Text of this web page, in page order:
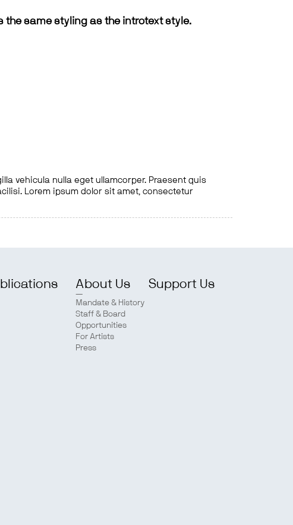
the same styling as the introtext style.
vehicula nulla eget ullamcorper. Praesent quis
Lorem ipsum dolor sit amet, consectetur
About Us
Mandate & History
Staff & Board
Opportunities
For Artists
Press
Support Us